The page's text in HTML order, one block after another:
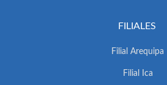
FILIALES
Filial Arequipa
Filial Ica